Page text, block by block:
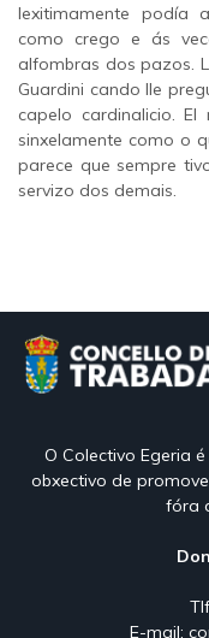
lexitimamente podía
como crego e ás
alfombras dos pazos.
Guardini cando lle
capelo cardinalicio.
sinxelamente como o
parece que sempre
servizo dos demais.
O Colectivo Egeria
obxectivo de
fóra
E-mail: